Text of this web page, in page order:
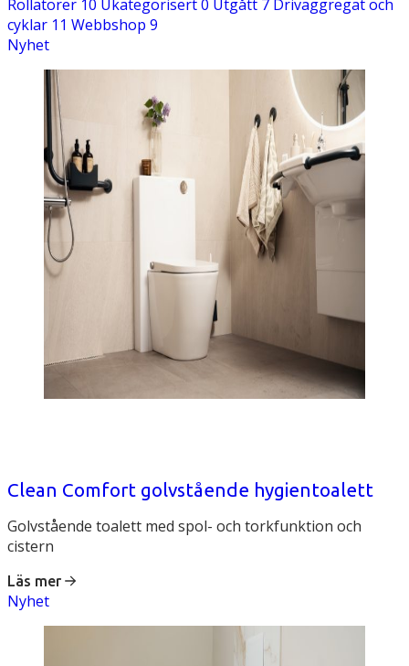
kategori
filter
Rollatorer 10 Ukategorisert0 Utgått 7 Drivaggregat och
cyklar 11 Webbshop 9
Nyhet
Clean Comfort golvstående hygientoalett
Golvstående toalett med spol- och torkfunktion och
cistern
Läs mer
Nyhet